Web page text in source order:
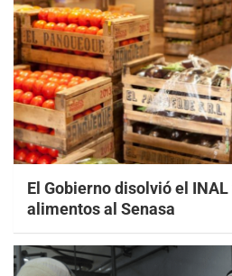
El Gobierno disolvió el
alimentos al Senasa